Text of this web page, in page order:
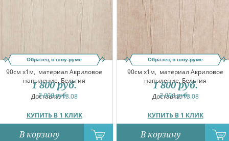
Образец в шоу-руме
90см x1м, материал Акриловое
напыление, Бельгия
Доставка:13.08
КУПИТЬ В 1 КЛИК
3 000руб.
1 800 руб.
В корзину
Образец в шоу-руме
90см x1м, материал Акриловое
напыление, Бельгия
Доставка:13.08
КУПИТЬ В 1 КЛИК
3 000руб.
1 800 руб.
В корзину